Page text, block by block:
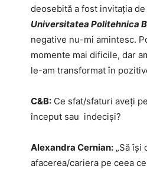
deosebită a fost invitația
Universitatea Politehnica
negative nu-mi amintesc.
momente mai dificile, dar
le-am transformat în
C&B: Ce sfat/sfaturi aveți
început sau indeciși?
Alexandra Cernian: „Să își
afacerea/cariera pe ceea